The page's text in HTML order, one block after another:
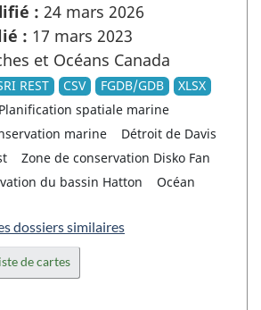
: 24 mars 2026
: 17 mars 2023
et Océans Canada
REST CSV FGDB/GDB XLSX
Planification spatiale marine
marine
Détroit de Davis
Zone de conservation Disko Fan
du bassin Hatton
Océan
dossiers similaires
de cartes